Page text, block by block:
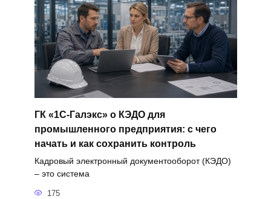
ГК «1С-Галэкс» о КЭДО для
промышленного предприятия: с чего
начать и как сохранить контроль
Кадровый электронный документооборот (КЭДО)
– это система
175